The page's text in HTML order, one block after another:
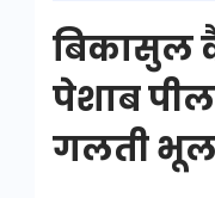
बिकासुल
पेशाब
गलती